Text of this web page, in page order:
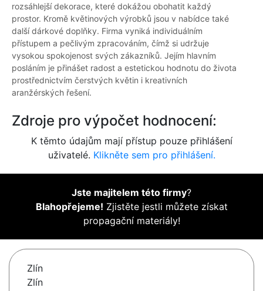
rozsáhlejší dekorace, které dokážou obohatit každý
prostor. Kromě květinových výrobků jsou v nabídce také
další dárkové doplňky. Firma vyniká individuálním
přístupem a pečlivým zpracováním, čímž si udržuje
vysokou spokojenost svých zákazníků. Jejím hlavním
posláním je přinášet radost a estetickou hodnotu do života
prostřednictvím čerstvých květin i kreativních
aranžérských řešení.
Zdroje pro výpočet hodnocení:
K těmto údajům mají přístup pouze přihlášení
uživatelé. Klikněte sem pro přihlášení.
Jste majitelem této firmy?
Blahopřejeme! Zjistěte jestli můžete získat
propagační materiály!
Zlín
Zlín